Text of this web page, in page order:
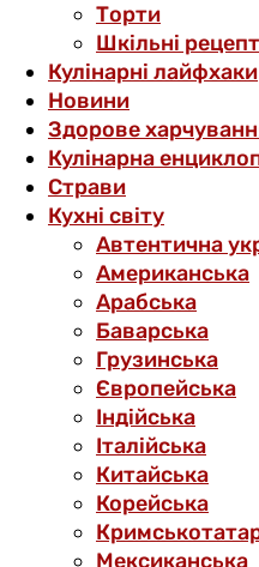
Торти
Шкільні
Кулінарні лайфхаки
Новини
Здорове
Кулінарна
Страви
Кухні світу
Автентична
Американська
Арабська
Баварська
Грузинська
Європейська
Індійська
Італійська
Китайська
Корейська
Мексиканська